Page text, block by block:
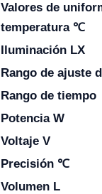
Valores de
temperatura ℃
Iluminación LX
Rango de ajuste
Rango de tiempo
Potencia W
Voltaje V
Precisión ℃
Volumen L